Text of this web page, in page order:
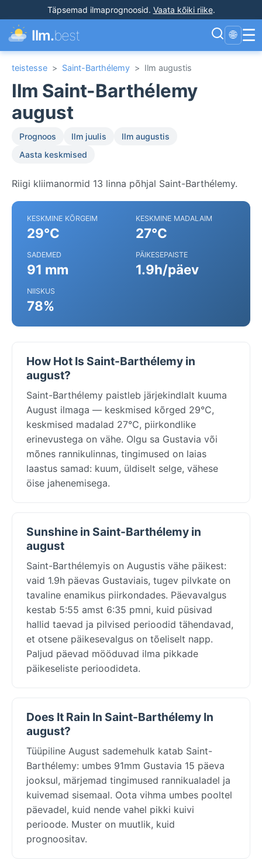
Täpsemad ilmaprognoosid. Vaata kõiki riike.
Ilm.best 🌐 ☰
teistesse > Saint-Barthélemy > Ilm augustis
Ilm Saint-Barthélemy
august
Prognoos Ilm juulis
Ilm augustis
Aasta keskmised
Riigi kliimanormid 13 linna põhjal Saint-Barthélemy.
KESKMINE KÕRGEIM
29°C
KESKMINE MADALAIM
27°C
SADEMED
91 mm
PÄIKESEPAISTE
1.9h/päev
NIISKUS
78%
How Hot Is Saint-Barthélemy in
august?
Saint-Barthélemy paistleb järjekindlalt kuuma
August ilmaga — keskmised kõrged 29°C,
keskmised madalad 27°C, piirkondlike
erinevustega on vähe. Olgu sa Gustavia või
mõnes rannikulinnas, tingimused on laias
laastus samad: kuum, üldiselt selge, vähese
öise jahenemisega.
Sunshine in Saint-Barthélemy in
august
Saint-Barthélemyis on Augustis vähe päikest:
vaid 1.9h päevas Gustaviais, tugev pilvkate on
tavaline enamikus piirkondades. Päevavalgus
kestab 5:55 amst 6:35 pmni, kuid püsivad
hallid taevad ja pilvised perioodid tähendavad,
et otsene päikesevalgus on tõeliselt napp.
Paljud päevad mööduvad ilma pikkade
päikeseliste perioodideta.
Does It Rain In Saint-Barthélemy In
august?
Tüüpiline August sademehulk katab Saint-
Barthélemy: umbes 91mm Gustavia 15 päeva
jooksul, märjemad tingimused rannikualadel ja
kuivemad sisemaal. Oota vihma umbes pooltel
päevadel, kuid nende vahel pikki kuivi
perioode. Muster on muutlik, kuid
prognoositav.